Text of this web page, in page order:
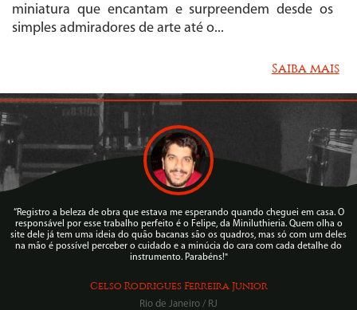
miniatura que encantam e surpreendem desde os
simples admiradores de arte até o...
Saiba mais
“Registro a beleza de obra que estava me esperando quando cheguei em casa. O
responsável por esse trabalho perfeito é o Felipe, da Miniluthieria. Quem olha o
site dele já tem uma ideia do quão bacanas são os quadros, mas só com um deles
na mão é possível perceber o cuidado e a minúcia do cara com cada detalhe do
instrumento. Parabéns!"
Celso Rodrigues Ferreira Junior
Rio de Janeiro / RJ